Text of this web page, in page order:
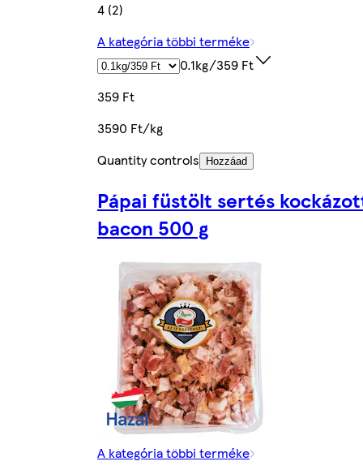
4 (2)
A kategória többi terméke
0.1kg/359 Ft
359 Ft
3590 Ft/kg
Quantity controls
Hozzáad
Pápai füstölt sertés
bacon 500 g
A kategória többi terméke